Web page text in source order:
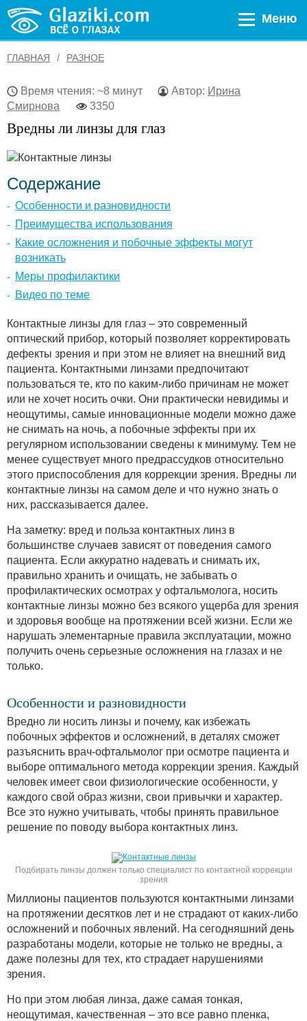
Меню
ГЛАВНАЯ РАЗНОЕ
Время чтения: ~8 минут Автор: Ирина
Смирнова
3350
Вредны ли линзы для глаз
Содержание
Особенности и разновидности
Преимущества использования
Какие осложнения и побочные эффекты могут
возникать
Меры профилактики
Видео по теме
Контактные линзы для глаз – это современный
оптический прибор, который позволяет корректировать
дефекты зрения и при этом не влияет на внешний вид
пациента. Контактными линзами предпочитают
пользоваться те, кто по каким-либо причинам не может
или не хочет носить очки. Они практически невидимы и
неощутимы, самые инновационные модели можно даже
не снимать на ночь, а побочные эффекты при их
регулярном использовании сведены к минимуму. Тем не
менее существует много предрассудков относительно
этого приспособления для коррекции зрения. Вредны ли
контактные линзы на самом деле и что нужно знать о
них, рассказывается далее.
На заметку: вред и польза контактных линз в
большинстве случаев зависят от поведения самого
пациента. Если аккуратно надевать и снимать их,
правильно хранить и очищать, не забывать о
профилактических осмотрах у офтальмолога, носить
контактные линзы можно без всякого ущерба для зрения
и здоровья вообще на протяжении всей жизни. Если же
нарушать элементарные правила эксплуатации, можно
получить очень серьезные осложнения на глазах и не
только.
Особенности и разновидности
Вредно ли носить линзы и почему, как избежать
побочных эффектов и осложнений, в деталях сможет
разъяснить врач-офтальмолог при осмотре пациента и
выборе оптимального метода коррекции зрения. Каждый
человек имеет свои физиологические особенности, у
каждого свой образ жизни, свои привычки и характер.
Все это нужно учитывать, чтобы принять правильное
решение по поводу выбора контактных линз.
Подбирать линзы должен только специалист по контактной коррекции
зрения
Миллионы пациентов пользуются контактными линзами
на протяжении десятков лет и не страдают от каких-либо
осложнений и побочных явлений. На сегодняшний день
разработаны модели, которые не только не вредны, а
даже полезны для тех, кто страдает нарушениями
зрения.
Но при этом любая линза, даже самая тонкая,
неощутимая, качественная – это все равно пленка,